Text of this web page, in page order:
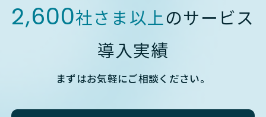
2,600社さま以上のサービス
導入実績
まずはお気軽にご相談ください。